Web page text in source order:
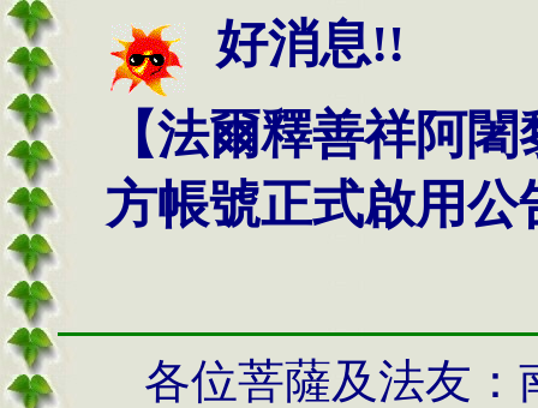
好消息!!
【法爾釋善祥阿
方帳號正式啟用公
各位菩薩及法友：